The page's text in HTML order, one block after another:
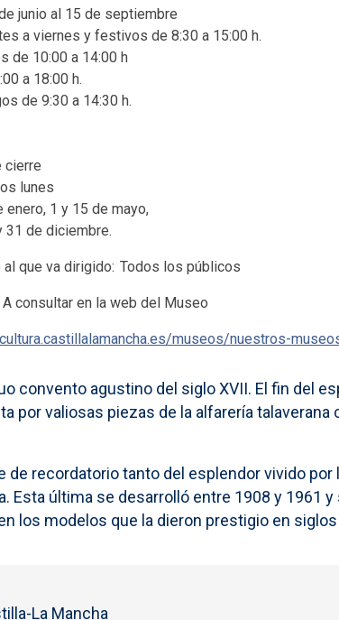
junio al 15 de septiembre
a viernes y festivos de 8:30 a 15:00 h.
de 10:00 a 14:00 h
a 18:00 h.
de 9:30 a 14:30 h.
cierre
lunes
enero, 1 y 15 de mayo,
31 de diciembre.
al que va dirigido Todos los públicos
A consultar en la web del Museo
museos/nuestros-
convento agustino del siglo XVII. El fin del
por valiosas piezas de la alfarería
recordatorio tanto del esplendor vivido
Esta última se desarrolló entre 1908 y 1961
los modelos que la dieron prestigio en
La Mancha